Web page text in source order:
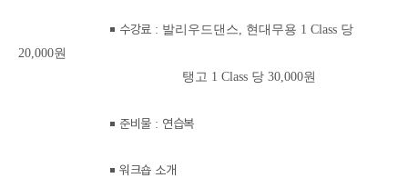
￭ 수강료 : 발리우드댄스, 현대무용 1 Class 당
20,000원
탱고 1 Class 당 30,000원
￭ 준비물 : 연습복
￭ 워크숍 소개